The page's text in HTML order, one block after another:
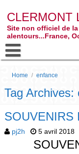
CLERMONT
Site non officiel de
alentours...France,
Home / enfance
Tag Archives:
SOUVENIRS
pj2h 5 avril 2018